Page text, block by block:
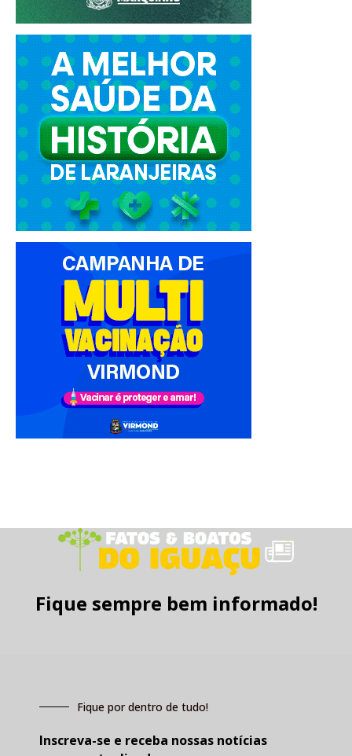
Fique sempre bem informado!
Fique por dentro de tudo!
Inscreva-se e receba nossas notícias